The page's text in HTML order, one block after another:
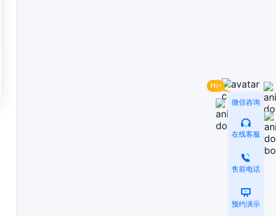
微信咨询
在线客服
售前电话
预约演示